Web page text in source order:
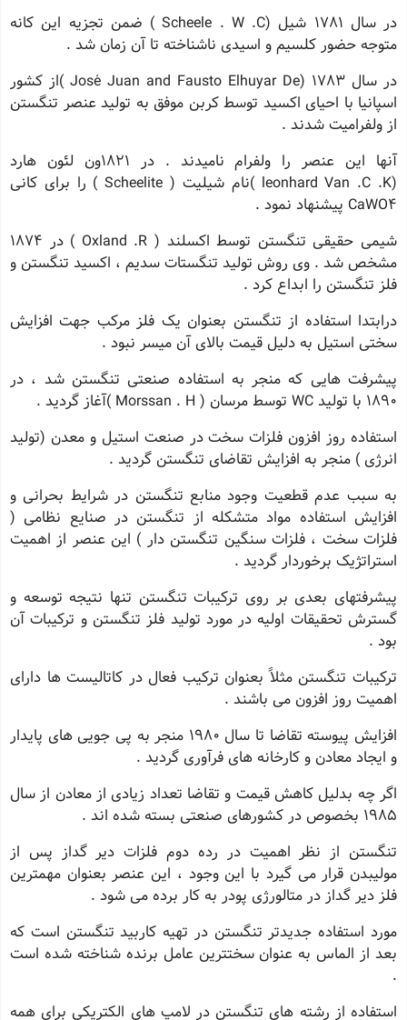
در سال 1781 شیل (Scheele . W .C ) ضمن تجزیه این کانه
متوجه حضور کلسیم و اسیدی ناشناخته تا آن زمان شد .
در سال 1783 (José Juan and Fausto Elhuyar De )از کشور
اسپانیا با احیای اکسید توسط کربن موفق به تولید عنصر تنگستن
از ولفرامیت شدند .
آنها این عنصر را ولفرام نامیدند . در 1821ون لئون هارد
(leonhard Van .C .K )نام شیلیت ( Scheelite ) را برای کانی
CaWO4 پیشنهاد نمود .
شیمی حقیقی تنگستن توسط اکسلند ( Oxland .R ) در 1874
مشخص شد . وی روش تولید تنگستات سدیم ، اکسید تنگستن و
فلز تنگستن را ابداع کرد .
درابتدا استفاده از تنگستن بعنوان یک فلز مرکب جهت افزایش
سختی استیل به دلیل قیمت بالای آن میسر نبود .
پیشرفت هایی که منجر به استفاده صنعتی تنگستن شد ، در
1890 با تولید WC توسط مرسان ( Morssan . H )آغاز گردید .
استفاده روز افزون فلزات سخت در صنعت استیل و معدن (تولید
انرژی ) منجر به افزایش تقاضای تنگستن گردید .
به سبب عدم قطعیت وجود منابع تنگستن در شرایط بحرانی و
افزایش استفاده مواد متشکله از تنگستن در صنایع نظامی (
فلزات سخت ، فلزات سنگین تنگستن دار ) این عنصر از اهمیت
استراتژیک برخوردار گردید .
پیشرفتهای بعدی بر روی ترکیبات تنگستن تنها نتیجه توسعه و
گسترش تحقیقات اولیه در مورد تولید فلز تنگستن و ترکیبات آن
بود .
ترکیبات تنگستن مثلاً بعنوان ترکیب فعال در کاتالیست ها دارای
اهمیت روز افزون می باشند .
افزایش پیوسته تقاضا تا سال 1980 منجر به پی جویی های پایدار
و ایجاد معادن و کارخانه های فرآوری گردید .
اگر چه بدلیل کاهش قیمت و تقاضا تعداد زیادی از معادن از سال
1985 بخصوص در کشورهای صنعتی بسته شده اند .
تنگستن از نظر اهمیت در رده دوم فلزات دیر گداز پس از
مولیبدن قرار می گیرد با این وجود ، این عنصر بعنوان مهمترین
فلز دیر گداز در متالورژی پودر به کار برده می شود .
مورد استفاده جدیدتر تنگستن در تهیه کاربید تنگستن است که
بعد از الماس به عنوان سختترین عامل برنده شناخته شده است
.
استفاده از رشته های تنگستن در لامپ های الکتریکی برای همه